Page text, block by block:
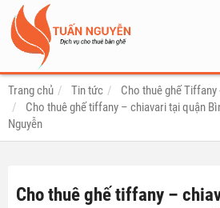
Trang chủ Tin tức
Cho thuê ghế
Cho thuê ghế tiffany – chiavari tại quận
Nguyễn
Cho thuê ghế tiffany –